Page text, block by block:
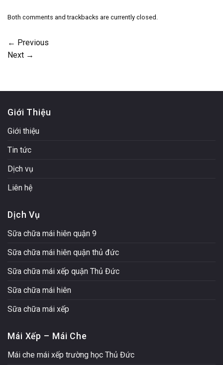
Both comments and trackbacks are currently closed.
← Previous
Next →
Giới Thiệu
Giới thiệu
Tin tức
Dịch vụ
Liên hệ
Dịch Vụ
Sữa chữa mái hiên quận 9
Sữa chữa mái hiên quận thủ đức
Sữa chữa mái xếp quận Thủ Đức
Sữa chữa mái hiên
Sữa chữa mái xếp
Mái Xếp – Mái Che
Mái che mái xếp trường học Thủ Đức